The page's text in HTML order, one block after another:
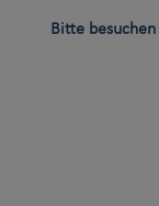
Bitte